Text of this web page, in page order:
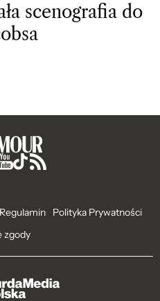
scenografia do
Regulamin
Polityka Prywatności
zgody